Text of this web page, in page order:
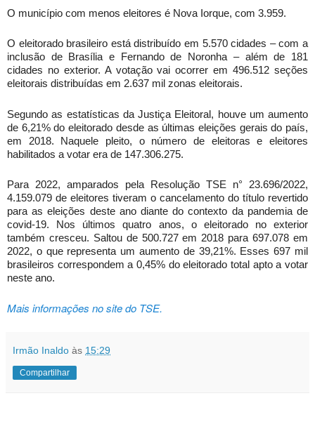
O município com menos eleitores é Nova Iorque, com 3.959.
O eleitorado brasileiro está distribuído em 5.570 cidades – com a
inclusão de Brasília e Fernando de Noronha – além de 181
cidades no exterior. A votação vai ocorrer em 496.512 seções
eleitorais distribuídas em 2.637 mil zonas eleitorais.
Segundo as estatísticas da Justiça Eleitoral, houve um aumento
de 6,21% do eleitorado desde as últimas eleições gerais do país,
em 2018. Naquele pleito, o número de eleitoras e eleitores
habilitados a votar era de 147.306.275.
Para 2022, amparados pela Resolução TSE n° 23.696/2022,
4.159.079 de eleitores tiveram o cancelamento do título revertido
para as eleições deste ano diante do contexto da pandemia de
covid-19. Nos últimos quatro anos, o eleitorado no exterior
também cresceu. Saltou de 500.727 em 2018 para 697.078 em
2022, o que representa um aumento de 39,21%. Esses 697 mil
brasileiros correspondem a 0,45% do eleitorado total apto a votar
neste ano.
Mais informações no site do TSE.
Irmão Inaldo às 15:29
Compartilhar